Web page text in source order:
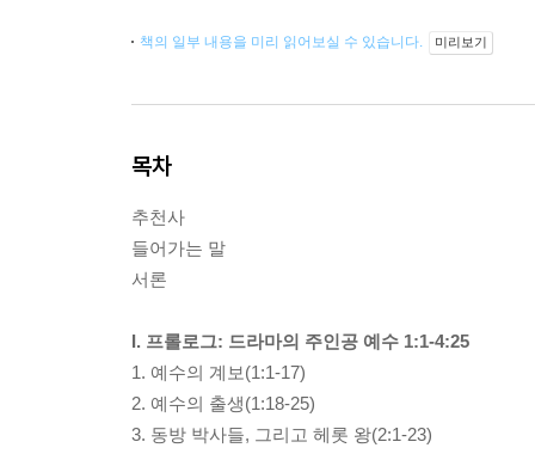
책의 일부 내용을 미리 읽어보실 수 있습니다. 미리보기
목차
추천사
들어가는 말
서론
I. 프롤로그: 드라마의 주인공 예수 1:1-4:25
1. 예수의 계보(1:1-17)
2. 예수의 출생(1:18-25)
3. 동방 박사들, 그리고 헤롯 왕(2:1-23)